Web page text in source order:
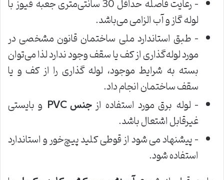
– رعایت فاصله حداقل 30 سانتی‌متری جعبه فیوز با
لوله گاز و آب الزامی می‌باشد.
– طبق استاندارد ملی ساختمان قانون مشخصی در
مورد لوله‌گذاری از کف یا سقف وجود ندارد لذا می‌توان
بسته به شرایط موجود، لوله گذاری را از کف و یا
سقف ساختمان انجام داد.
– لوله برق مورد استفاده ازجنسPVC
و بایستی
غیرقابل اشتعال باشد.
– پیشنهاد می شود از قوطی کلید پیچ‌خور و استاندارد
استفاده شود.